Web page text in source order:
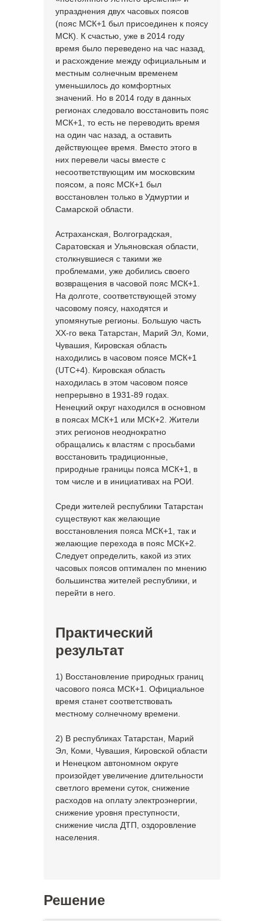
упразднения двух часовых поясов
(пояс МСК+1 был присоединен к поясу
МСК). К счастью, уже в 2014 году
время было переведено на час назад,
и расхождение между официальным и
местным солнечным временем
уменьшилось до комфортных
значений. Но в 2014 году в данных
регионах следовало восстановить пояс
МСК+1, то есть не переводить время
на один час назад, а оставить
действующее время. Вместо этого в
них перевели часы вместе с
несоответствующим им московским
поясом, а пояс МСК+1 был
восстановлен только в Удмуртии и
Самарской области.
Астраханская, Волгоградская,
Саратовская и Ульяновская области,
столкнувшиеся с такими же
проблемами, уже добились своего
возвращения в часовой пояс МСК+1.
На долготе, соответствующей этому
часовому поясу, находятся и
упомянутые регионы. Большую часть
ХХ-го века Татарстан, Марий Эл, Коми,
Чувашия, Кировская область
находились в часовом поясе МСК+1
(UTC+4). Кировская область
находилась в этом часовом поясе
непрерывно в 1931-89 годах.
Ненецкий округ находился в основном
в поясах МСК+1 или МСК+2. Жители
этих регионов неоднократно
обращались к властям с просьбами
восстановить традиционные,
природные границы пояса МСК+1, в
том числе и в инициативах на РОИ.
Среди жителей республики Татарстан
существуют как желающие
восстановления пояса МСК+1, так и
желающие перехода в пояс МСК+2.
Следует определить, какой из этих
часовых поясов оптимален по мнению
большинства жителей республики, и
перейти в него.
Практический
результат
1) Восстановление природных границ
часового пояса МСК+1. Официальное
время станет соответствовать
местному солнечному времени.
2) В республиках Татарстан, Марий
Эл, Коми, Чувашия, Кировской области
и Ненецком автономном округе
произойдет увеличение длительности
светлого времени суток, снижение
расходов на оплату электроэнергии,
снижение уровня преступности,
снижение числа ДТП, оздоровление
населения.
Решение